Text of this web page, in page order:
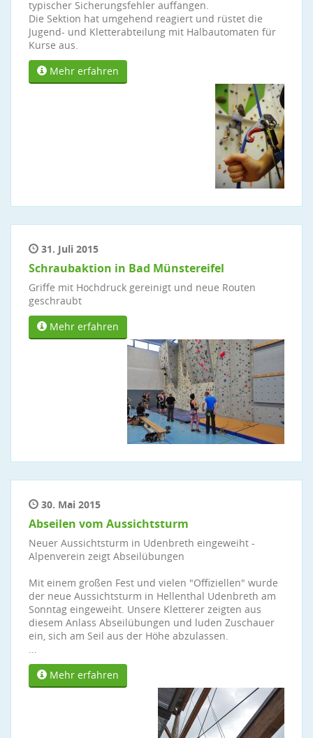
typischer Sicherungsfehler auffangen.
Die Sektion hat umgehend reagiert und rüstet die
Jugend- und Kletterabteilung mit Halbautomaten für
Kurse aus.
Mehr erfahren
31. Juli 2015
Schraubaktion in Bad Münstereifel
Griffe mit Hochdruck gereinigt und neue Routen
geschraubt
Mehr erfahren
30. Mai 2015
Abseilen vom Aussichtsturm
Neuer Aussichtsturm in Udenbreth eingeweiht -
Alpenverein zeigt Abseilübungen
Mit einem großen Fest und vielen "Offiziellen" wurde
der neue Aussichtsturm in Hellenthal Udenbreth am
Sonntag eingeweiht. Unsere Kletterer zeigten aus
diesem Anlass Abseilübungen und luden Zuschauer
ein, sich am Seil aus der Höhe abzulassen.
...
Mehr erfahren